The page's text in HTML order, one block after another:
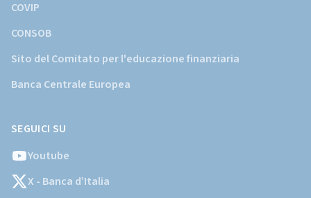
COVIP
CONSOB
Sito del Comitato per l'educazione finanziaria
Banca Centrale Europea
SEGUICI SU
Youtube
X - Banca d’Italia